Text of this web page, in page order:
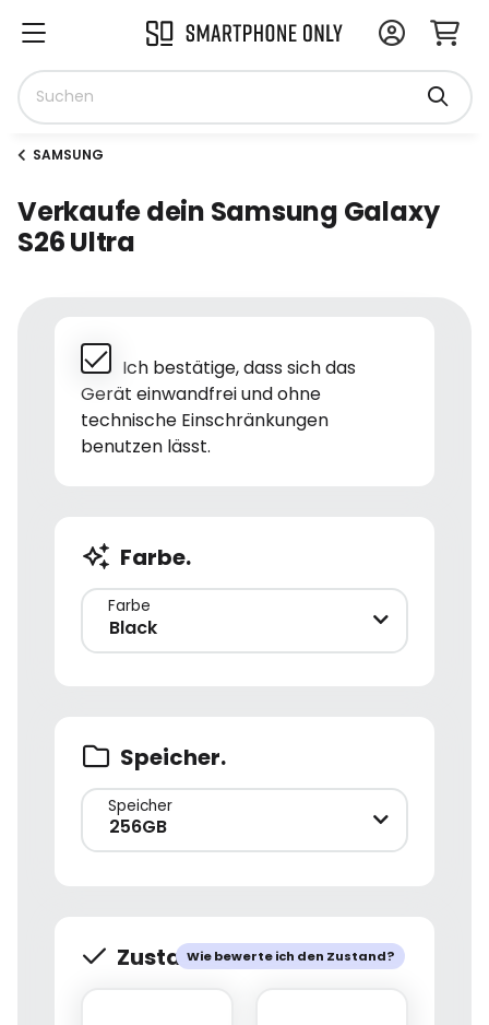
SAMSUNG
Verkaufe dein Samsung Galaxy
S26 Ultra
Ich bestätige, dass sich das
Gerät einwandfrei und ohne
technische Einschränkungen
benutzen lässt.
Farbe.
Farbe
Black
Speicher.
Speicher
256GB
Wie bewerte ich den Zustand?
Zustand.